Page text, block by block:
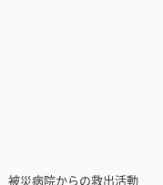
災病院からの救出活動